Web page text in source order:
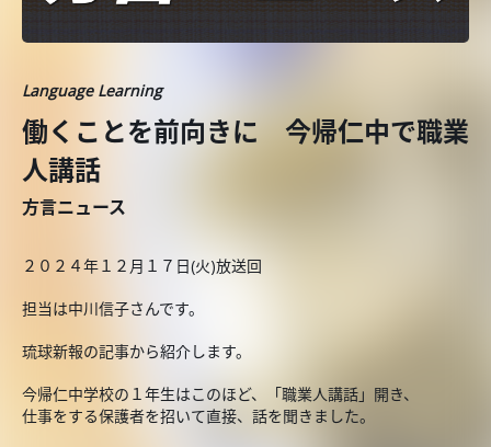
Language Learning
働くことを前向きに 今帰仁中で職業
人講話
方言ニュース
２０２４年１２月１７日(火)放送回
担当は中川信子さんです。
琉球新報の記事から紹介します。
今帰仁中学校の１年生はこのほど、「職業人講話」開き、
仕事をする保護者を招いて直接、話を聞きました。